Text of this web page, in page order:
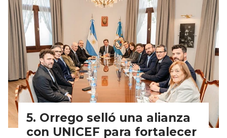
Orrego selló una alianza
con UNICEF para fortalecer